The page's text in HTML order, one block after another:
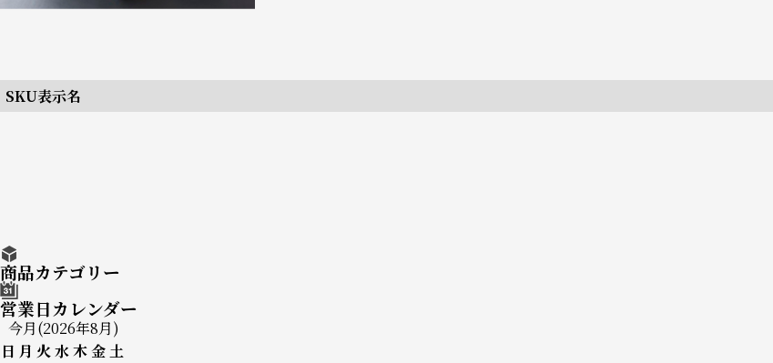
SKU表示名
商品カテゴリー
営業日カレンダー
今月(2026年8月)
日 月 火水木金 土